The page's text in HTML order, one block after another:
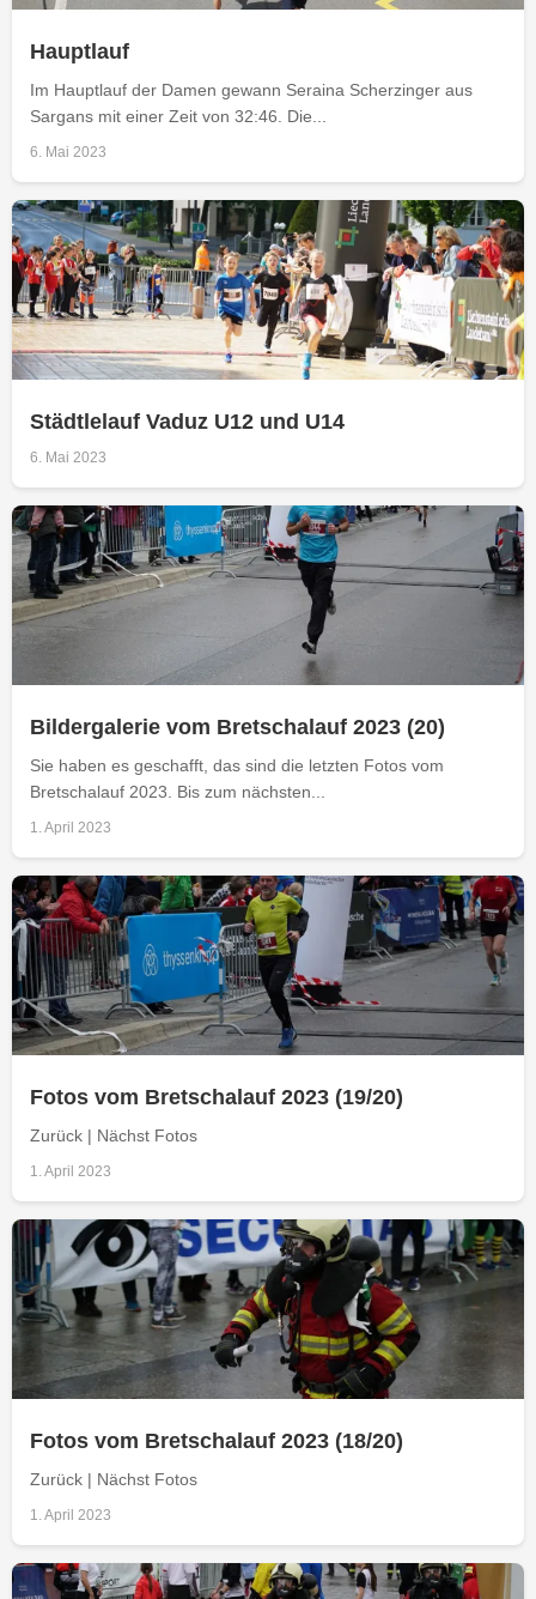
Hauptlauf
Im Hauptlauf der Damen gewann Seraina Scherzinger aus
Sargans mit einer Zeit von 32:46. Die...
6. Mai 2023
Städtlelauf Vaduz U12 und U14
6. Mai 2023
Bildergalerie vom Bretschalauf 2023 (20)
Sie haben es geschafft, das sind die letzten Fotos vom
Bretschalauf 2023. Bis zum nächsten...
1. April 2023
Fotos vom Bretschalauf 2023 (19/20)
Zurück | Nächst Fotos
1. April 2023
Fotos vom Bretschalauf 2023 (18/20)
Zurück | Nächst Fotos
1. April 2023